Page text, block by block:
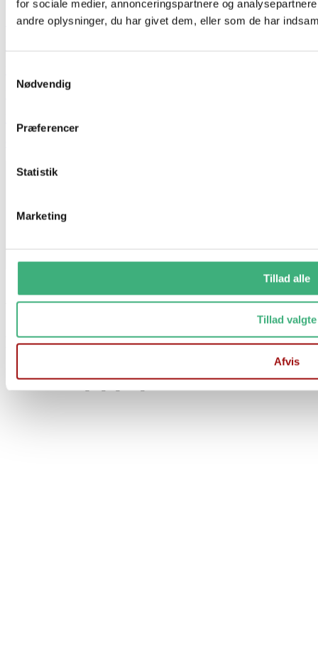
for sociale medier, annonceringspartnere og
andre oplysninger, du har givet dem, eller som de har
Nødvendig
Præferencer
Statistik
Marketing
Tillad alle
Tillad valgte
Afvis
Hvem er vi
Handelsbetingelser
Vi holder ferielukket i uge 29 og 30
Fra d. 17/7 til og med d. 1/8
Ordre afsendes 1 gang ugentligt